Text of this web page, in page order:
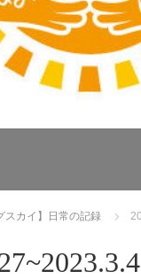
スカイ】日常の記録